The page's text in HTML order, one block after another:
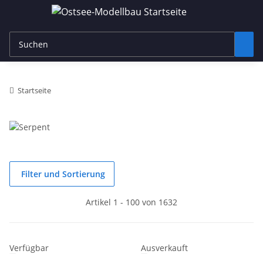
Startseite
Filter und Sortierung
Artikel 1 - 100 von 1632
Verfügbar Ausverkauft